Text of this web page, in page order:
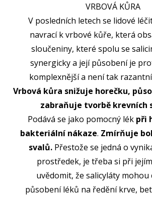
VRBOVÁ KŮRA
V posledních letech se lidové
navrací k vrbové kůře, která
sloučeniny, které spolu se
synergicky a její působení je
komplexnější a není tak
Vrbová kůra snižuje horečku,
zabraňuje tvorbě krevních
Podává se jako pomocný lék při
bakteriální nákaze. Zmírňuje
svalů. Přestože se jedná o
prostředek, je třeba si při
uvědomit, že salicyláty
působení léků na ředění krve,